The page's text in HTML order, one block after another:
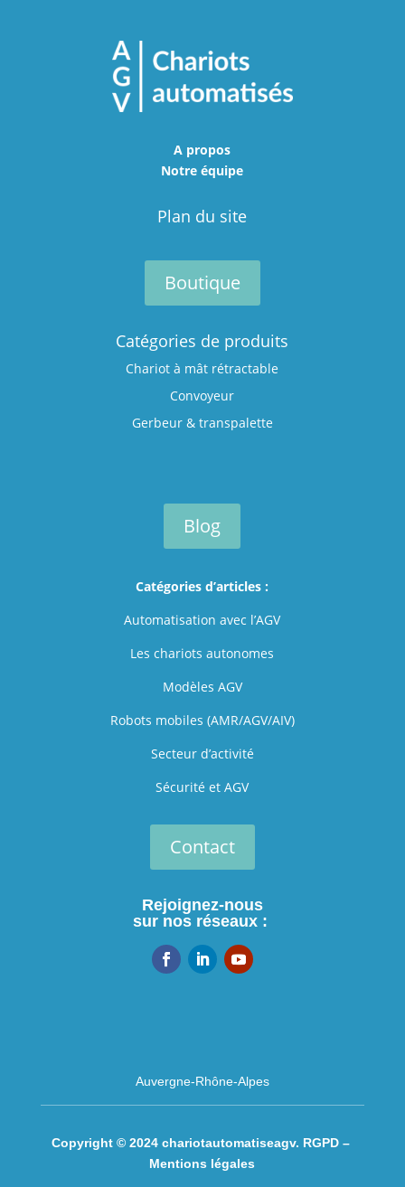
A propos
Notre équipe
Plan du site
Boutique
Catégories de produits
Chariot à mât rétractable
Convoyeur
Gerbeur & transpalette
Blog
Catégories d’articles :
Automatisation avec l’AGV
Les chariots autonomes
Modèles AGV
Robots mobiles (AMR/AGV/AIV)
Secteur d’activité
Sécurité et AGV
Contact
Rejoignez-nous
sur nos réseaux :
Auvergne-Rhône-Alpes
Copyright © 2024 chariotautomatiseagv. RGPD –
Mentions légales